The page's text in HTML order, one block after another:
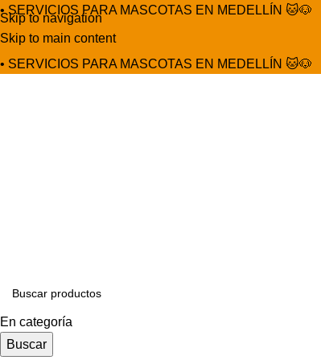
Skip to navigation
Skip to main content
• SERVICIOS PARA MASCOTAS EN MEDELLÍN 🐱🐶
• SERVICIOS PARA MASCOTAS EN MEDELLÍN 🐱🐶
En categoría
Buscar